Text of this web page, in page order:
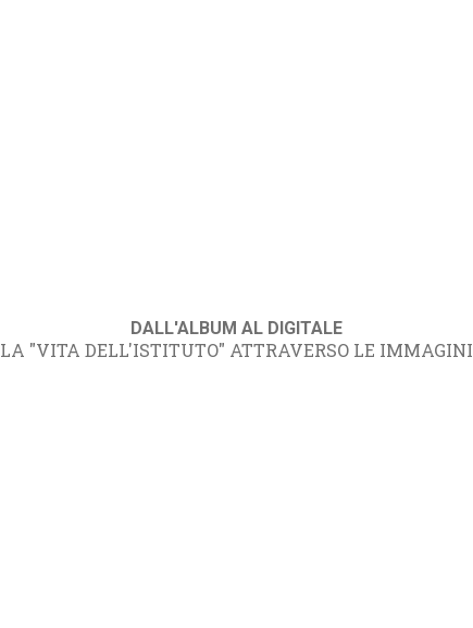
DALL'ALBUM AL DIGITALE
LA "VITA DELL'ISTITUTO" ATTRAVERSO LE IMMAGINI